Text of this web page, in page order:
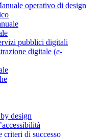
operativo di design
pubblici digitali
digitale (e-
design
criteri di successo